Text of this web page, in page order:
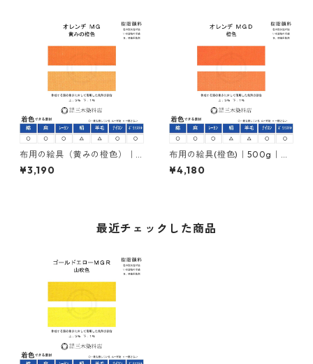
布用の絵具（黄みの橙色）｜5
00g｜ネオカラーオレンヂＭ
Ｇ｜樹脂顔料(ピグメントレジ
¥3,190
布用の絵具(橙色)｜500g｜ネ
オカラーオレンヂＭＧＤ｜樹
脂顔料(ピグメントレジンカラ
¥4,180
最近チェックした商品